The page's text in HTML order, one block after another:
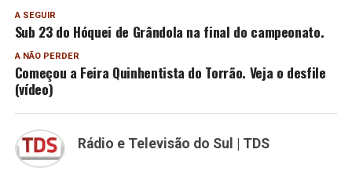
A SEGUIR
Sub 23 do Hóquei de Grândola na final do campeonato.
A NÃO PERDER
Começou a Feira Quinhentista do Torrão. Veja o desfile
(vídeo)
Rádio e Televisão do Sul | TDS